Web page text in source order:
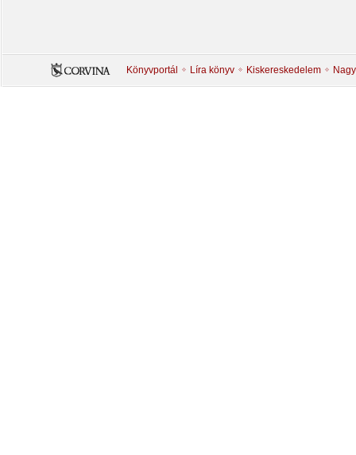
Könyvportál Líra könyv Kiskereskedelem